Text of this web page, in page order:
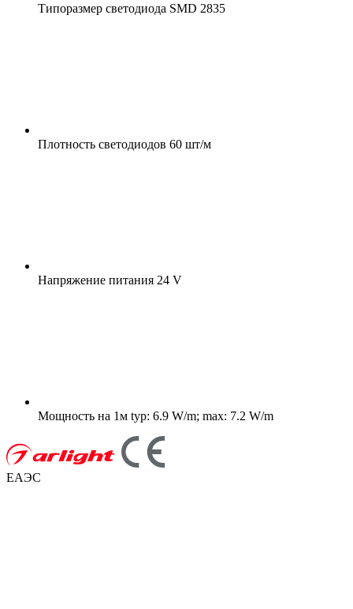
Типоразмер светодиода SMD 2835
Плотность светодиодов 60 шт/м
Напряжение питания 24 V
Мощность на 1м typ: 6.9 W/m; max: 7.2 W/m
ЕАЭС